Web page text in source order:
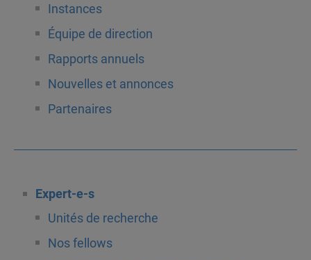
Instances
Équipe de direction
Rapports annuels
Nouvelles et annonces
Partenaires
Expert-e-s
Unités de recherche
Nos fellows